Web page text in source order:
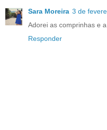
Sara Moreira 3 de
Adorei as comprinhas e
Responder